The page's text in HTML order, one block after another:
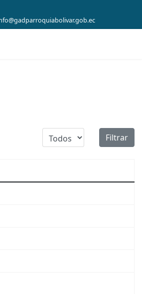
Cantidad a mostrarFiltrar